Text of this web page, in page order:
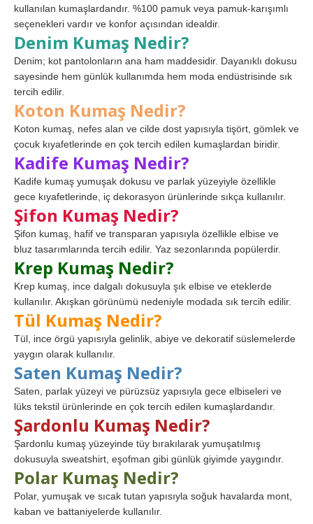
kullanılan kumaşlardandır. %100 pamuk veya pamuk-karışımlı
seçenekleri vardır ve konfor açısından idealdir.
Denim Kumaş Nedir?
Denim; kot pantolonların ana ham maddesidir. Dayanıklı dokusu
sayesinde hem günlük kullanımda hem moda endüstrisinde sık
tercih edilir.
Koton Kumaş Nedir?
Koton kumaş, nefes alan ve cilde dost yapısıyla tişört, gömlek ve
çocuk kıyafetlerinde en çok tercih edilen kumaşlardan biridir.
Kadife Kumaş Nedir?
Kadife kumaş yumuşak dokusu ve parlak yüzeyiyle özellikle
gece kıyafetlerinde, iç dekorasyon ürünlerinde sıkça kullanılır.
Şifon Kumaş Nedir?
Şifon kumaş, hafif ve transparan yapısıyla özellikle elbise ve
bluz tasarımlarında tercih edilir. Yaz sezonlarında popülerdir.
Krep Kumaş Nedir?
Krep kumaş, ince dalgalı dokusuyla şık elbise ve eteklerde
kullanılır. Akışkan görünümü nedeniyle modada sık tercih edilir.
Tül Kumaş Nedir?
Tül, ince örgü yapısıyla gelinlik, abiye ve dekoratif süslemelerde
yaygın olarak kullanılır.
Saten Kumaş Nedir?
Saten, parlak yüzeyi ve pürüzsüz yapısıyla gece elbiseleri ve
lüks tekstil ürünlerinde en çok tercih edilen kumaşlardandır.
Şardonlu Kumaş Nedir?
Şardonlu kumaş yüzeyinde tüy bırakılarak yumuşatılmış
dokusuyla sweatshirt, eşofman gibi günlük giyimde yaygındır.
Polar Kumaş Nedir?
Polar, yumuşak ve sıcak tutan yapısıyla soğuk havalarda mont,
kaban ve battaniyelerde kullanılır.